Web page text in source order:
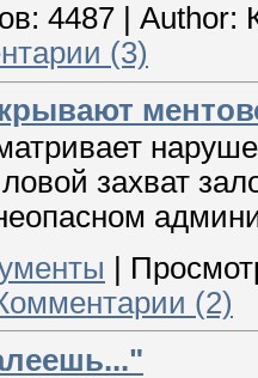
4487 Author:
(3)
захват
(2)